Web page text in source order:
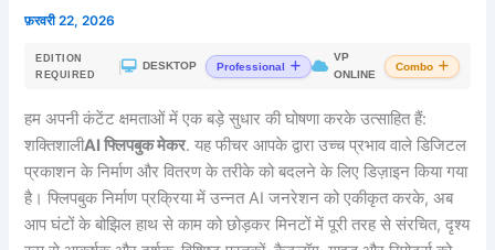
फ़रवरी 22, 2026
EDITION
REQUIRED
DESKTOP Professional
VP
ONLINE
Combo
हम अपनी कंटेंट क्षमताओं में एक बड़े सुधार की घोषणा करके उत्साहित हैं:
शक्तिशालीAI फ्लिपबुक मेकर. यह फीचर आपके द्वारा उच्च प्रभाव वाले डिजिटल
प्रकाशन के निर्माण और वितरण के तरीके को बदलने के लिए डिज़ाइन किया गया
है। फ्लिपबुक निर्माण प्रक्रिया में उन्नत AI जनरेशन को एकीकृत करके, अब
आप घंटों के बोझिल हाथ से काम को छोड़कर मिनटों में पूरी तरह से संरचित, दृश्य